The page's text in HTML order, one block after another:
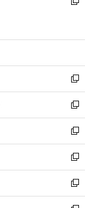
開
い
ン
ウ
で
開
く
新
ウ
ン
ド
ウ
で
開
く
新
し
い
ウ
ィ
ン
ド
ウ
で
開
新
し
い
ウ
ィ
ン
ド
ウ
新
し
い
ウ
ィ
ン
新
し
い
ウ
新
し